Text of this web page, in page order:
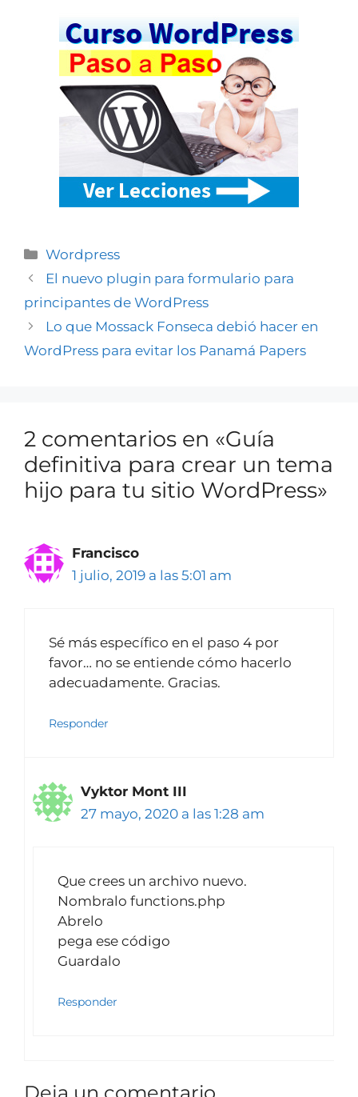
Wordpress
El nuevo plugin para formulario para
principantes de WordPress
Lo que Mossack Fonseca debió hacer en
WordPress para evitar los Panamá Papers
2 comentarios en «Guía
definitiva para crear un tema
hijo para tu sitio WordPress»
Francisco
1 julio, 2019 a las 5:01 am
Sé más específico en el paso 4 por
favor… no se entiende cómo hacerlo
adecuadamente. Gracias.
Responder
Vyktor Mont III
27 mayo, 2020 a las 1:28 am
Que crees un archivo nuevo.
Nombralo functions.php
Abrelo
pega ese código
Guardalo
Responder